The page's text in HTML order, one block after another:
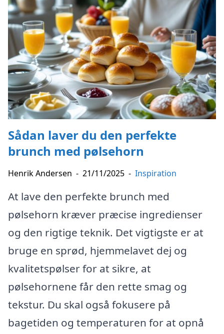
Sådan laver du den perfekte
brunch med pølsehorn
Henrik Andersen - 21/11/2025 - Inspiration
At lave den perfekte brunch med
pølsehorn kræver præcise ingredienser
og den rigtige teknik. Det vigtigste er at
bruge en sprød, hjemmelavet dej og
kvalitetspølser for at sikre, at
pølsehornene får den rette smag og
tekstur. Du skal også fokusere på
bagetiden og temperaturen for at opnå